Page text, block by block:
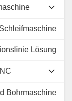
Lösung
Bohrmaschine